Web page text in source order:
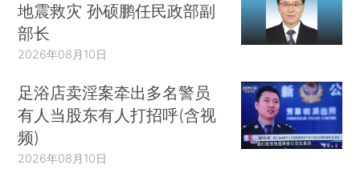
地震救灾 孙硕鹏任民政部副
部长
2026年08月10日
足浴店卖淫案牵出多名警员
有人当股东有人打招呼(含视
频)
2026年08月10日